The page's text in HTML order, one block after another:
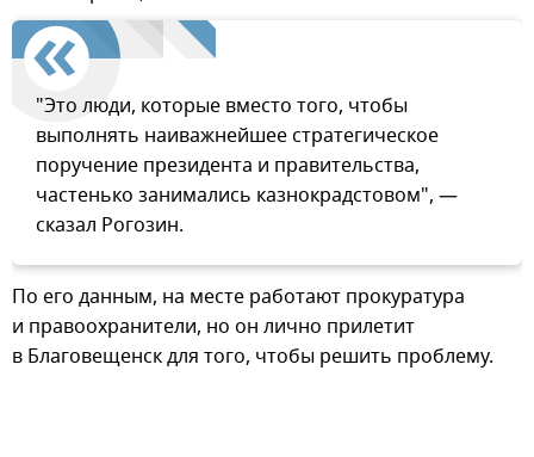
"Это люди, которые вместо того, чтобы
выполнять наиважнейшее стратегическое
поручение президента и правительства,
частенько занимались казнокрадстовом", —
сказал Рогозин.
По его данным, на месте работают прокуратура
и правоохранители, но он лично прилетит
в Благовещенск для того, чтобы решить проблему.